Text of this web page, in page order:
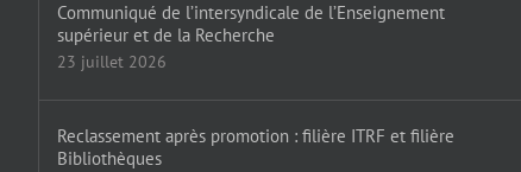
Communiqué de l’intersyndicale de l’Enseignement
supérieur et de la Recherche
23 juillet 2026
Reclassement après promotion : filière ITRF et filière
Bibliothèques